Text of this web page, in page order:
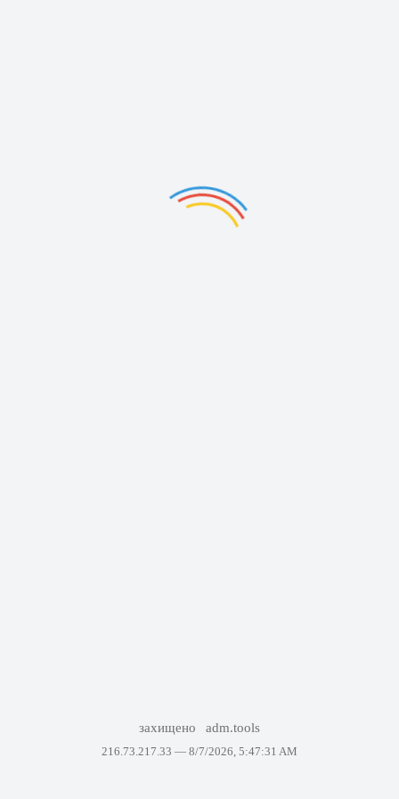
захищено adm.tools
216.73.217.33 — 8/7/2026, 5:47:31 AM